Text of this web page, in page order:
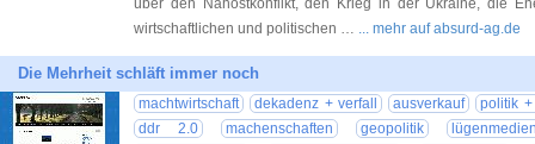
über den Nahostkonflikt, den Krieg in der Ukraine, die
wirtschaftlichen und politischen … ... mehr auf absurd-ag.de
Die Mehrheit schläft immer noch
machtwirtschaft dekadenz + verfall ausverkauf
politik
ddr 2.0
machenschaften geopolitik